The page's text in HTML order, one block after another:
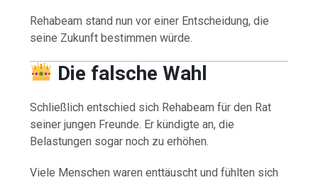
Rehabeam stand nun vor einer Entscheidung, die
seine Zukunft bestimmen würde.
Die falsche Wahl
Schließlich entschied sich Rehabeam für den Rat
seiner jungen Freunde. Er kündigte an, die
Belastungen sogar noch zu erhöhen.
Viele Menschen waren enttäuscht und fühlten sich